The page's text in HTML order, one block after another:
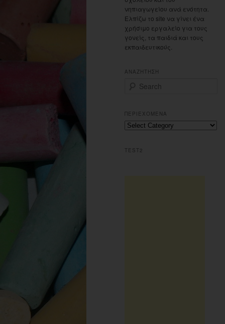
νηπιαγωγείου ανά ενότητα.
Ελπίζω το site να γίνει ένα
χρήσιμο εργαλείο για τους
γονείς, τα παιδιά και τους
εκπαιδευτικούς.
ΑΝΑΖΗΤΗΣΗ
r
c
h
ΠΕΡΙΕΧΟΜΕΝΑ
Περιεχομενα
TEST2